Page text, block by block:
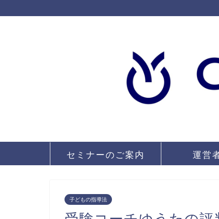
セミナーのご案内 運営
子どもの指導法